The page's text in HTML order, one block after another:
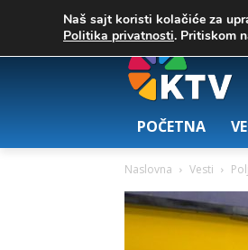
32.1 Zrenjanin
POČETNA
Naslovna Vesti
Naš sajt koristi kolačiće za
Politika privatnosti. Pritiskom